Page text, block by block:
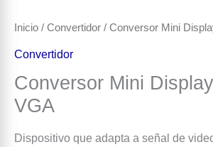
Inicio / Convertidor / Conversor Mini
Convertidor
Conversor Mini
VGA
Dispositivo que adapta a señal de